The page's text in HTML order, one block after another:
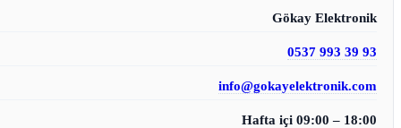
Gökay Elektronik
0537 993 39 93
info@gokayelektronik.com
Hafta içi 09:00 – 18:00